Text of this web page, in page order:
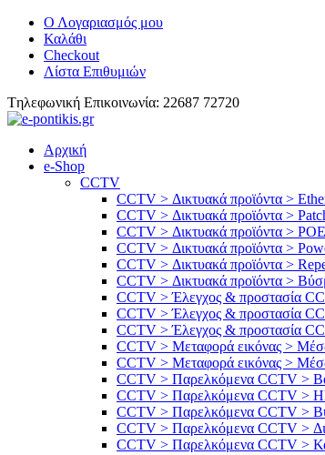
Ο Λογαριασμός μου
Καλάθι
Checkout
Λίστα Επιθυμιών
Tηλεφωνική Επικοινωνία: 22687 72720
Αρχική
e-Shop
CCTV
CCTV > Δικτυακά προϊόντα >
CCTV > Δικτυακά προϊόντα >
CCTV > Δικτυακά προϊόντα >
CCTV > Δικτυακά προϊόντα >
CCTV > Δικτυακά προϊόντα >
CCTV > Δικτυακά προϊόντα >
CCTV > Έλεγχος & προστασία
CCTV > Έλεγχος & προστασία
CCTV > Έλεγχος & προστασία
CCTV > Μεταφορά εικόνας >
CCTV > Μεταφορά εικόνας >
CCTV > Παρελκόμενα CCTV >
CCTV > Παρελκόμενα CCTV >
CCTV > Παρελκόμενα CCTV >
CCTV > Παρελκόμενα CCTV >
CCTV > Παρελκόμενα CCTV >